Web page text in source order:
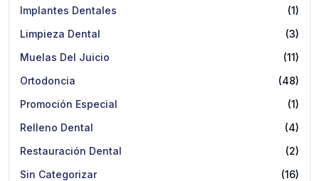
Implantes Dentales
(1)
Limpieza Dental
(3)
Muelas Del Juicio
(11)
Ortodoncia
(48)
Promoción Especial
(1)
Relleno Dental
(4)
Restauración Dental
(2)
Sin Categorizar
(16)